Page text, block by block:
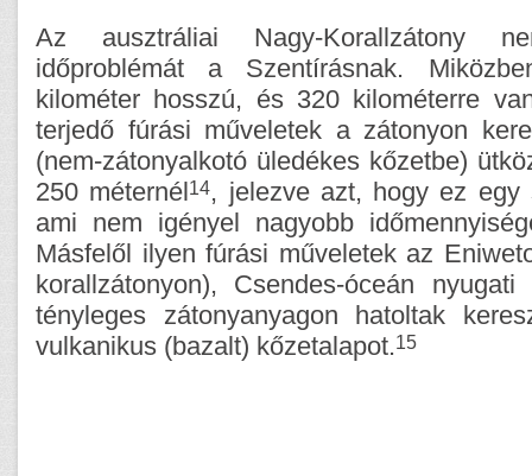
Az ausztráliai Nagy-Korallzátony
időproblémát a Szentírásnak.
kilométer hosszú, és 320 kilométerre
terjedő fúrási műveletek a zátonyon
(nem-zátonyalkotó üledékes kőzetbe)
250 méternél14, jelezve azt, hogy ez egy
ami nem igényel nagyobb
Másfelől ilyen fúrási műveletek az
korallzátonyon), Csendes-óceán
tényleges zátonyanyagon hatoltak
vulkanikus (bazalt) kőzetalapot.15